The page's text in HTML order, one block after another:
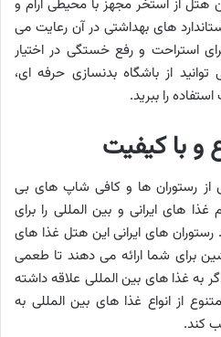
از استخر مجهز با محیطی آرام و
های بهداشتی در آن رعایت می
استراحت و رفع خستگی در اختیار
از باشگاه بدنسازی حرفه ای،
را ببرید.
و با کیفیت
از رستوران ها و کافی شاپ های بی
های ایرانی و بین المللی را برای
های ایرانی این هتل غذا های
برای شما ارائه می دهند تا طعمی
به غذا های بین المللی علاقه داشته
از انواع غذا های بین المللی به
کند.